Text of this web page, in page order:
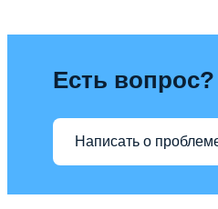
Есть вопрос?
Написать о